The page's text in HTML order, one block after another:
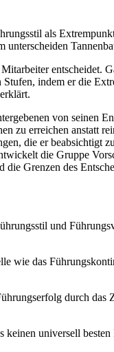
als
indem er die
von seinen
zu erreichen anstatt
die er
die Gruppe
Grenzen des
und
wie das
durch
keinen universell